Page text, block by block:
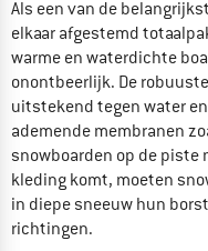
Als een van de
elkaar afgestemd
warme en waterdichte
onontbeerlijk. De
uitstekend tegen water
ademende membranen
snowboarden op de piste
kleding komt, moeten
in diepe sneeuw hun
richtingen.